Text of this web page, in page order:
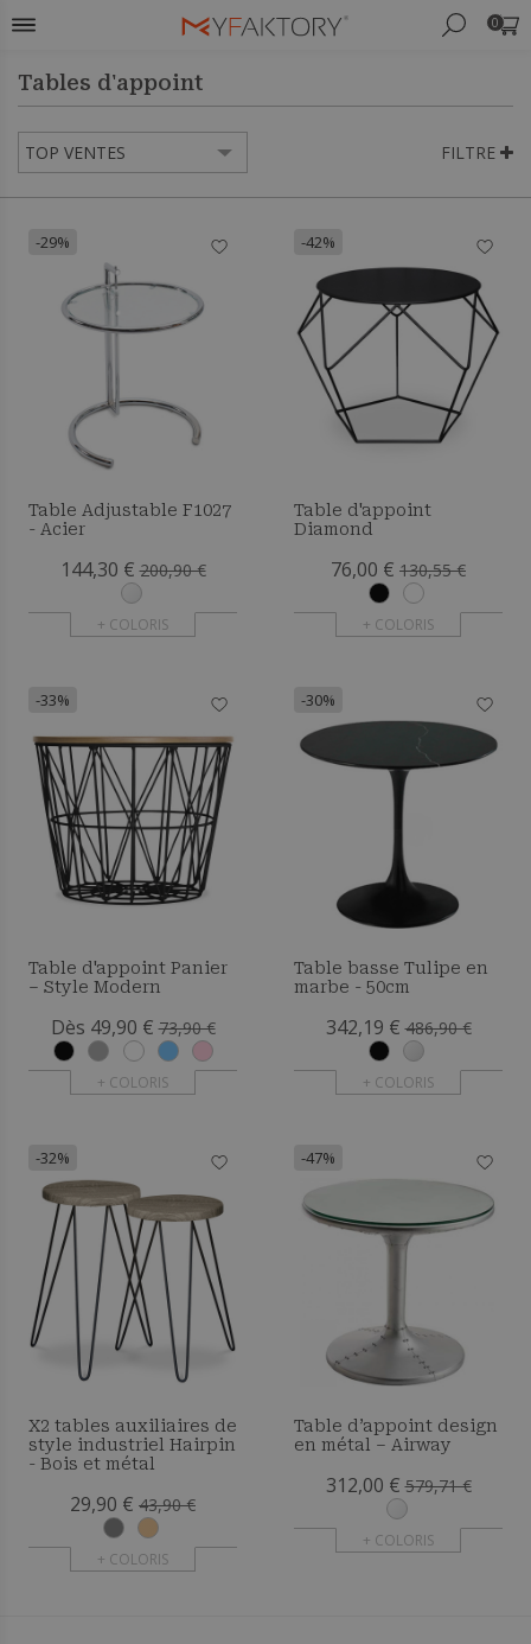
0
Tables d'appoint
FILTRE
-29%
Table Adjustable F1027
- Acier
144,30 € 200,90 €
+ COLORIS
-42%
Table d'appoint
Diamond
76,00 € 130,55 €
+ COLORIS
-33%
Table d'appoint Panier
– Style Modern
Dès 49,90 € 73,90 €
+ COLORIS
-30%
Table basse Tulipe en
marbe - 50cm
342,19 € 486,90 €
+ COLORIS
-32%
X2 tables auxiliaires de
style industriel Hairpin
- Bois et métal
29,90 € 43,90 €
+ COLORIS
-47%
Table d’appoint design
en métal – Airway
312,00 € 579,71 €
+ COLORIS